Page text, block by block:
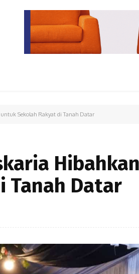
Sekolah Rakyat di Tanah Datar
Tanah Datar